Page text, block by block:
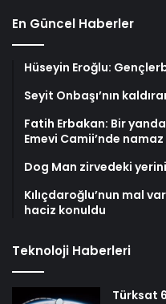
En Güncel Haberler
Hüseyin Eroğlu:
Seyit Onbaşı’nın
Fatih Erbakan: Bir
Emevi Camii’nde namaz
Dog Man zirvedeki
Kılıçdaroğlu’nun mal
haciz konuldu
Teknoloji Haberleri
Türksat